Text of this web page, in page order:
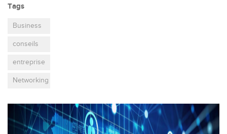
Tags
Business
conseils
entreprise
Networking